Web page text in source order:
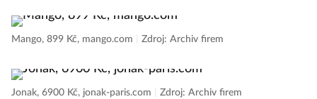
Mango, 899 Kč, mango.com Zdroj: Archiv firem
Jonak, 6900 Kč, jonak-paris.com Zdroj: Archiv firem